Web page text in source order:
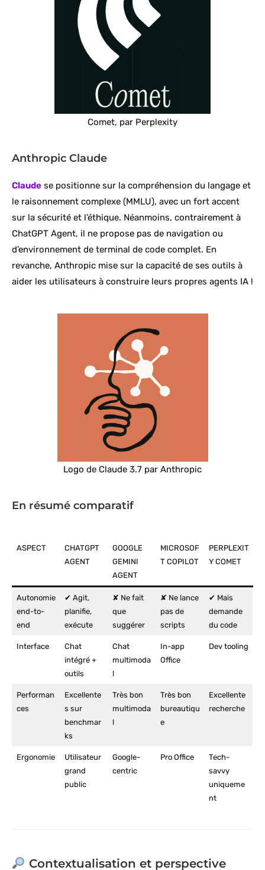
Comet, par Perplexity
Anthropic Claude
Claude se positionne sur la compréhension du langage et
le raisonnement complexe (MMLU), avec un fort accent
sur la sécurité et l’éthique. Néanmoins, contrairement à
ChatGPT Agent, il ne propose pas de navigation ou
d’environnement de terminal de code complet. En
revanche, Anthropic mise sur la capacité de ses outils à
aider les utilisateurs à construire leurs propres agents IA !
Logo de Claude 3.7 par Anthropic
En résumé comparatif
ASPECT
CHATGPT
AGENT
GOOGLE
GEMINI
AGENT
MICROSOF
T COPILOT
PERPLEXIT
Y COMET
Autonomie
end-to-
end
✔ Agit,
planifie,
exécute
✘ Ne fait
que
suggérer
✘ Ne lance
pas de
scripts
✔ Mais
demande
du code
Interface
Chat
intégré +
outils
Chat
multimoda
l
In-app
Office
Dev tooling
Performan
ces
Excellente
s sur
benchmar
ks
Très bon
multimoda
l
Très bon
bureautiqu
e
Excellente
recherche
Ergonomie
Utilisateur
grand
public
Google-
centric
Pro Office
Tech-
savvy
uniqueme
nt
Contextualisation et perspective